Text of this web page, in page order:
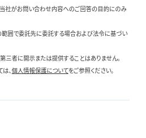
社がお問い合わせ内容へのご回答の目的にのみ
囲で委託先に委託する場合および法令に基づい
三者に開示または提供することはありません。
、個人情報保護についてをご参照ください。